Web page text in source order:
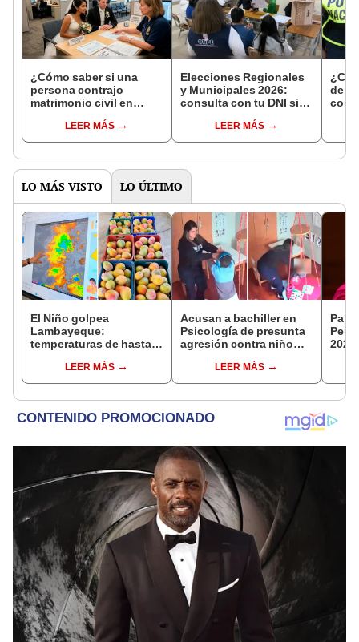
¿Cómo saber si una
persona contrajo
matrimonio civil en
LEER MÁS
Elecciones Regionales
y Municipales 2026:
consulta con tu DNI si
de mesa para este 4 de
octubre en el link oficial
LEER MÁS
con
LO MÁS VISTO LO ÚLTIMO
El Niño golpea
Lambayeque:
temperaturas de hasta
producción de mango y
palta
LEER MÁS
Acusan a bachiller en
Psicología de presunta
agresión contra niño
cámaras captan el
hecho
LEER MÁS
Perú